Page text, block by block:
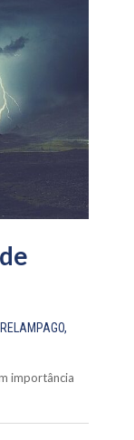
RELAMPAGO,
importância